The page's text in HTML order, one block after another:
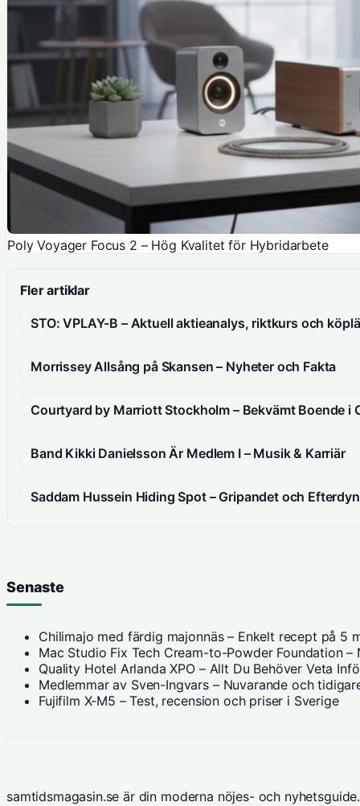
Poly Voyager Focus 2 – Hög Kvalitet för Hybridarbete
Fler artiklar
STO: VPLAY-B – Aktuell aktieanalys, riktkurs och
Morrissey Allsång på Skansen – Nyheter och Fakta
Courtyard by Marriott Stockholm – Bekvämt Boende i
Band Kikki Danielsson Är Medlem I – Musik & Karriär
Saddam Hussein Hiding Spot – Gripandet och
Senaste
Chilimajo med färdig majonnäs – Enkelt recept på 5
Mac Studio Fix Tech Cream-to-Powder Foundation
Quality Hotel Arlanda XPO – Allt Du Behöver Veta
Medlemmar av Sven-Ingvars – Nuvarande och
Fujifilm X-M5 – Test, recension och priser i Sverige
samtidsmagasin.se är din moderna nöjes- och